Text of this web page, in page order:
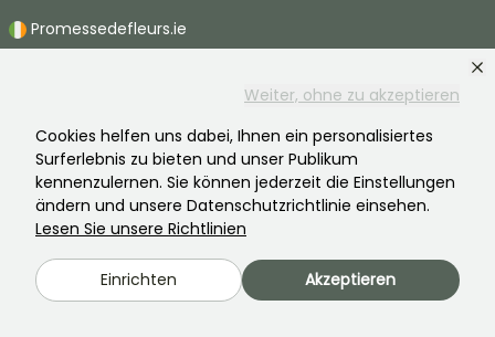
Weiter, ohne zu akzeptieren
Cookies helfen uns dabei, Ihnen ein personalisiertes
Surferlebnis zu bieten und unser Publikum
kennenzulernen. Sie können jederzeit die Einstellungen
ändern und unsere Datenschutzrichtlinie einsehen.
Lesen Sie unsere Richtlinien
Einrichten Akzeptieren
Promessedefleurs.ie
Promessedefleurs.de
Promessedefleurs.pt
Promessedefleurs.nl
Promessedefleurs.be